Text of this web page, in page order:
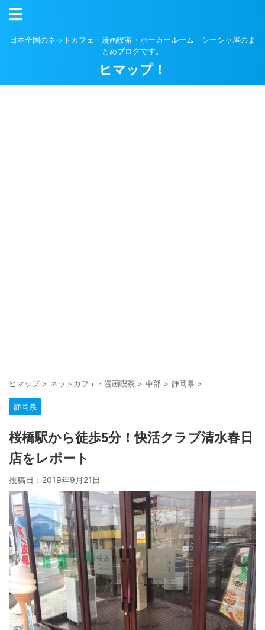
日本全国のネットカフェ・漫画喫茶・ポーカールーム・シーシャ屋のま
とめブログです。
ヒマップ！
ヒマップ> ネットカフェ・漫画喫茶 > 中部 > 静岡県 >
静岡県
桜橋駅から徒歩5分！快活クラブ清水春日
店をレポート
投稿日： 2019年9月21日